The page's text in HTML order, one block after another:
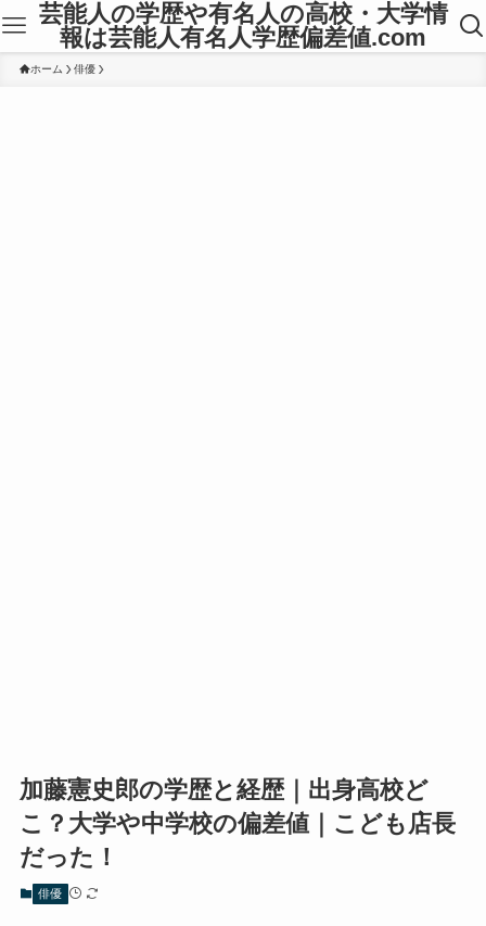
芸能人の学歴や有名人の高校・大学情
報は芸能人有名人学歴偏差値.com
ホーム 俳優
加藤憲史郎の学歴と経歴｜出身高校ど
こ？大学や中学校の偏差値｜こども店長
だった！
俳優